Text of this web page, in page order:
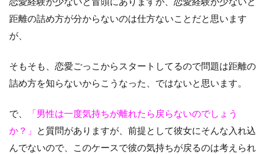
距離の詰め方が分からないのは仕方ないことだと思います
が、
そもそも、恋愛ごっこからスタートしてるので問題は距離の
詰め方を知らないからこうなった、ではないと思います。
で、
「男性は一度気持ちが離れたら戻らないのでしょう
か？」
と質問がありますが、前提として彼女にそんな入れ込
んでないので、このケースで彼の気持ちが戻るのは考えられ